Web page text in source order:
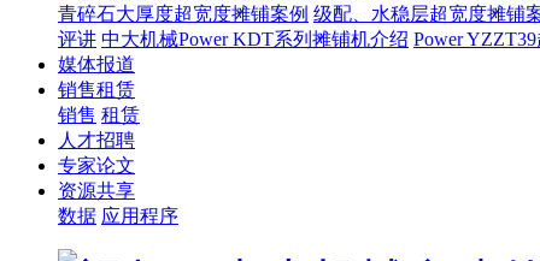
青碎石大厚度超宽度摊铺案例 级配、水稳层超宽度摊铺
评讲 中大机械Power KDT系列摊铺机介绍 Power
媒体报道
销售租赁
销售 租赁
人才招聘
专家论文
资源共享
数据 应用程序